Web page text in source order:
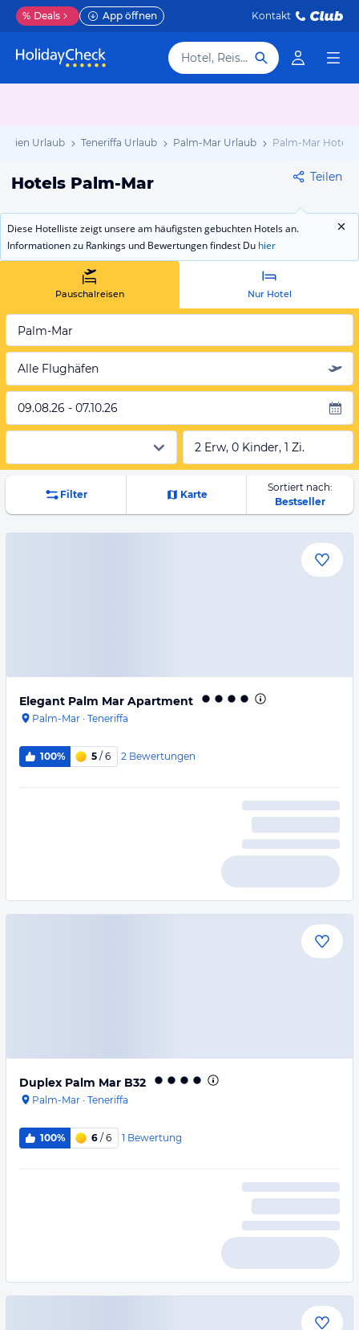
% Deals App öffnen Kontakt
Hotel, Reiseziel
Urlaub Teneriffa Urlaub Palm-Mar Urlaub Palm-Mar Hotels
Hotels Palm-Mar Teilen
Diese Hotelliste zeigt unsere am häufigsten gebuchten Hotels an.
Informationen zu Rankings und Bewertungen findest Du hier
Pauschalreisen Nur Hotel
Palm-Mar
Alle Flughäfen
09.08.26 - 07.10.26
2 Erw, 0 Kinder, 1 Zi.
Filter Karte
Sortiert nach:
Bestseller
Elegant Palm Mar Apartment
Palm-Mar · Teneriffa
100% 5 / 6 2 Bewertungen
Duplex Palm Mar B32
Palm-Mar · Teneriffa
100% 6 / 6 1 Bewertung